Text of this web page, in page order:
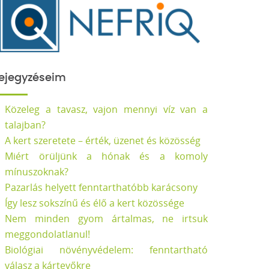
Közeleg a tavasz, vajon mennyi víz van a
talajban?
A kert szeretete – érték, üzenet és közösség
Miért örüljünk a hónak és a komoly
mínuszoknak?
Pazarlás helyett fenntarthatóbb karácsony
Így lesz sokszínű és élő a kert közössége
Nem minden gyom ártalmas, ne irtsuk
meggondolatlanul!
Biológiai növényvédelem: fenntartható
válasz a kártevőkre